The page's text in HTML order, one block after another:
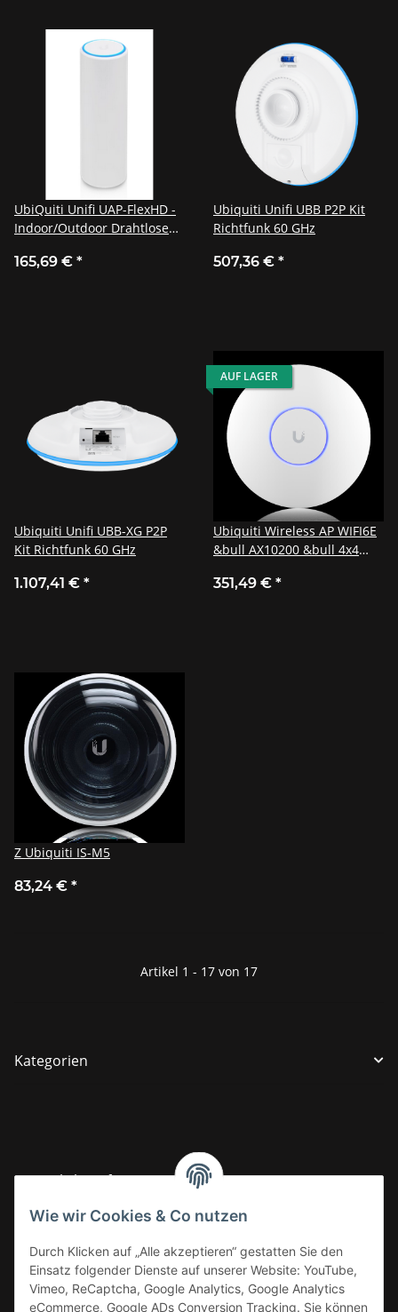
UbiQuiti Unifi UAP-FlexHD -
Indoor/Outdoor Drahtlose
165,69 € *
Ubiquiti Unifi UBB P2P Kit
Richtfunk 60 GHz
507,36 € *
Ubiquiti Unifi UBB-XG P2P
Kit Richtfunk 60 GHz
1.107,41 € *
AUF LAGER
Ubiquiti Wireless AP WIFI6E
&bull AX10200 &bull 4x4
&bull UniFi &bull U6-
351,49 € *
Z Ubiquiti IS-M5
83,24 € *
Artikel 1 - 17 von 17
Kategorien
Gesetzliche Informationen
Wie wir Cookies & Co nutzen
Durch Klicken auf „Alle akzeptieren“ gestatten Sie den
Einsatz folgender Dienste auf unserer Website: YouTube,
Vimeo, ReCaptcha, Google Analytics, Google Analytics
eCommerce, Google ADs Conversion Tracking. Sie können